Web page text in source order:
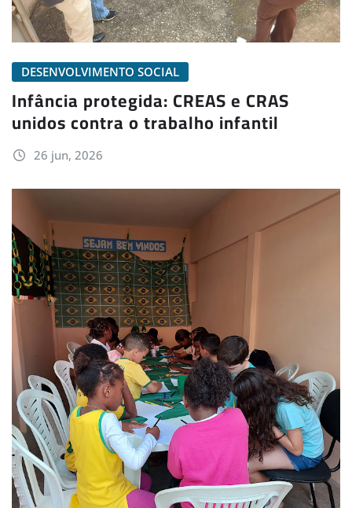
DESENVOLVIMENTO SOCIAL
Infância protegida: CREAS e CRAS
unidos contra o trabalho infantil
26 jun, 2026